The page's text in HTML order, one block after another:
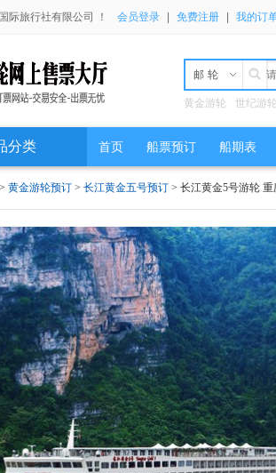
际旅行社有限公司 ！ 会员登录 免费注册 我的订
邮轮
黄金游轮 世纪游
分类 首页 船票预订 船期表
> 黄金游轮预订 > 长江黄金五号预订 > 长江黄金5号游轮